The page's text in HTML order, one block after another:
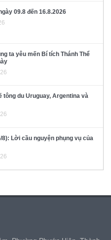
09.8 đến 16.8.2026
ta yêu mến Bí tích Thánh Thể
tông du Uruguay, Argentina và
8): Lời cầu nguyện phụng vụ của